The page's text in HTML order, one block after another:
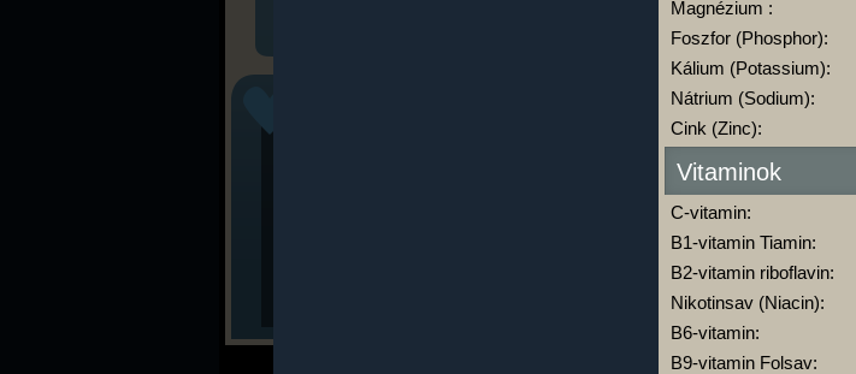
-
Magnézium :
Foszfor (Phosphor):
Kálium (Potassium):
Nátrium (Sodium):
Cink (Zinc):
Vitaminok
C-vitamin:
B1-vitamin Tiamin:
B2-vitamin riboflavin:
Nikotinsav (Niacin):
B6-vitamin:
B9-vitamin Folsav: